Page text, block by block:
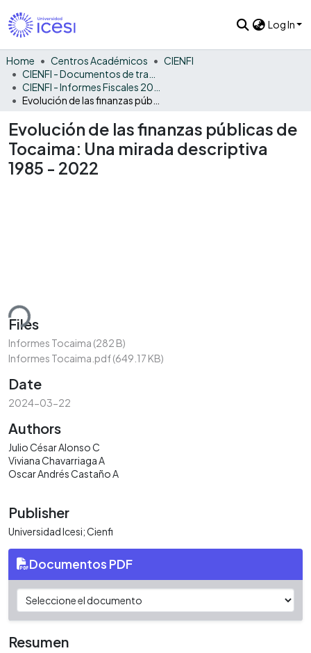
Log In
Home Centros Académicos
CIENFI
Evolución de las finanzas públicas de
Tocaima: Una mirada descriptiva
1985 - 2022
Files
Informes Tocaima (282 B)
Informes Tocaima.pdf(649.17 KB)
Date
2024-03-22
Authors
Julio César Alonso C
Viviana Chavarriaga A
Oscar Andrés Castaño A
Publisher
Universidad Icesi; Cienfi
Documentos PDF
Resumen